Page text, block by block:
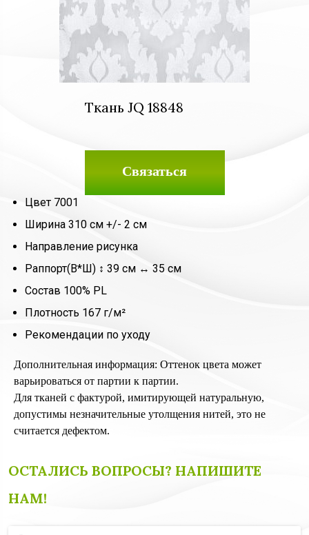
Ткань JQ 18848
Связаться
Цвет 7001
Ширина 310 см +/- 2 см
Направление рисунка
Раппорт(В*Ш) ↕ 39 см ↔ 35 см
Состав 100% PL
Плотность 167 г/м²
Рекомендации по уходу
Дополнительная информация: Оттенок цвета может
варьироваться от партии к партии.
Для тканей с фактурой, имитирующей натуральную,
допустимы незначительные утолщения нитей, это не
считается дефектом.
ОСТАЛИСЬ ВОПРОСЫ? НАПИШИТЕ
НАМ!